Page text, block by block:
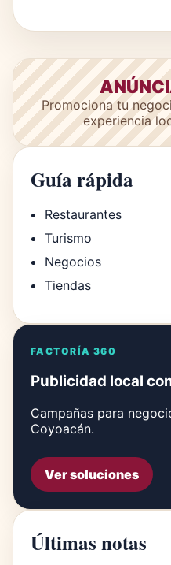
Promociona tu
experiencia
Guía rápida
Restaurantes
Turismo
Negocios
Tiendas
FACTORÍA 360
Publicidad local
Campañas para
Coyoacán.
Ver soluciones
Últimas notas